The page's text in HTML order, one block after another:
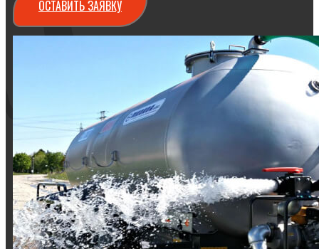
ОСТАВИТЬ ЗАЯВКУ